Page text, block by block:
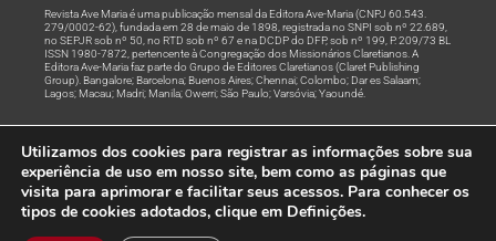
Revista Ave Maria é uma publicação mensal da Editora Ave-Maria (CNPJ 60.543.
279/0002-62), fundada em 28 de maio de 1898, registrada no SNPI sob nº 22.689,
no SEPJR sob nº 50, no RTD sob nº 67 e na DCDP do DFP, sob nº 199, P. 209/73 BL
ISSN 1980-7872, pertencente à Congregação dos Missionários Claretianos. A
Editora Ave-Maria faz parte do Grupo de Editores Claretianos (Claret Publishing
Group). Bangalore; Barcelona; Buenos Aires; Chennai; Colombo; Dar es Salaam;
Lagos; Macau; Madri; Manila; Owerri; São Paulo; Varsóvia; Yaoundé.
Rede
© Todos os Direitos Reservados
Utilizamos dos cookies para registrar as informações sobre sua
experiência de uso em nosso site, bem como as páginas que
visita para aprimorar e facilitar seus acessos. Para conhecer os
tipos de cookies adotados, clique em Definições.